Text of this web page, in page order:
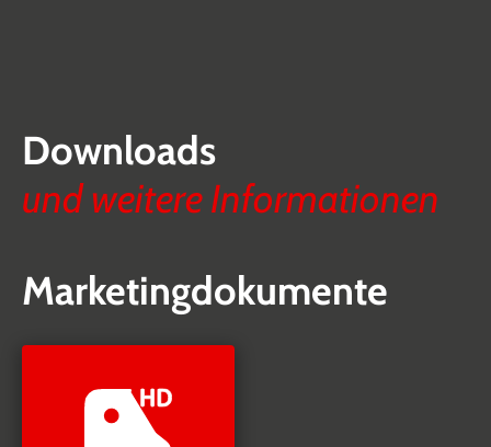
Downloads
und weitere Informationen
Marketingdokumente